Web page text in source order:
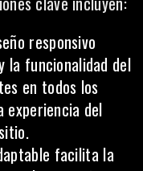
responsivo
la funcionalidad del
en todos los
experiencia del
facilita la